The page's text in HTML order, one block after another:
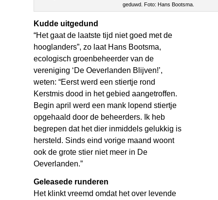
geduwd. Foto: Hans Bootsma.
Kudde uitgedund
“Het gaat de laatste tijd niet goed met de
hooglanders”, zo laat Hans Bootsma,
ecologisch groenbeheerder van de
vereniging ‘De Oeverlanden Blijven!’,
weten: “Eerst werd een stiertje rond
Kerstmis dood in het gebied aangetroffen.
Begin april werd een mank lopend stiertje
opgehaald door de beheerders. Ik heb
begrepen dat het dier inmiddels gelukkig is
hersteld. Sinds eind vorige maand woont
ook de grote stier niet meer in De
Oeverlanden.”
Geleasede runderen
Het klinkt vreemd omdat het over levende